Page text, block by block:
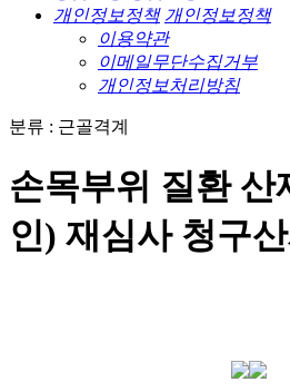
개인정보정책 개인정보정책
이용약관
이메일무단수집거부
개인정보처리방침
분류 : 근골격계
손목부위 질환 산
인) 재심사 청구